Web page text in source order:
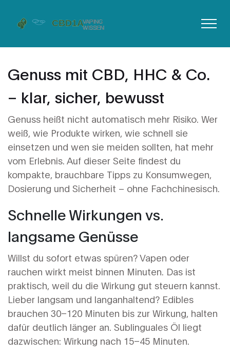
Genuss mit CBD, HHC & Co.
– klar, sicher, bewusst
Genuss heißt nicht automatisch mehr Risiko. Wer
weiß, wie Produkte wirken, wie schnell sie
einsetzen und wen sie meiden sollten, hat mehr
vom Erlebnis. Auf dieser Seite findest du
kompakte, brauchbare Tipps zu Konsumwegen,
Dosierung und Sicherheit – ohne Fachchinesisch.
Schnelle Wirkungen vs.
langsame Genüsse
Willst du sofort etwas spüren? Vapen oder
rauchen wirkt meist binnen Minuten. Das ist
praktisch, weil du die Wirkung gut steuern kannst.
Lieber langsam und langanhaltend? Edibles
brauchen 30–120 Minuten bis zur Wirkung, halten
dafür deutlich länger an. Sublinguales Öl liegt
dazwischen: Wirkung nach 15–45 Minuten.